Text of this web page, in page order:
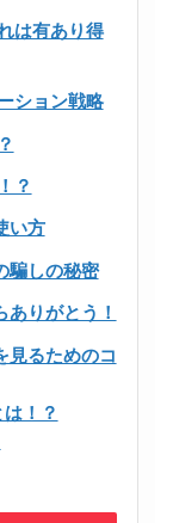
は有あり得
ション戦略
？
い方
騙しの秘密
りがとう！
るためのコ
！？